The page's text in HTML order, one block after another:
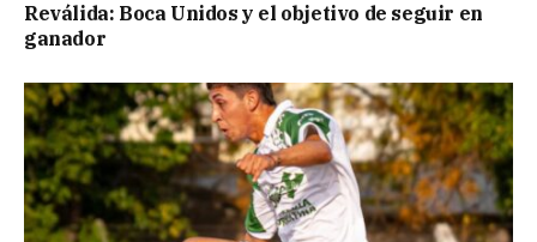
Reválida: Boca Unidos y el objetivo de seguir en
ganador